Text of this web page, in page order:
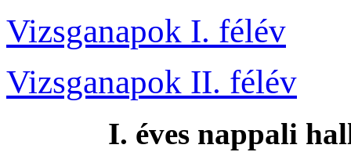
Vizsganapok I. félév
Vizsganapok II. félév
I. éves nappali